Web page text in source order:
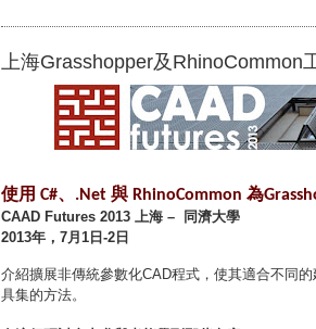
上海Grasshopper及RhinoCommon
使用 C#、 .Net 與 RhinoCommon 為
CAAD Futures 2013 上海 – 同濟大學
2013年， 7月 1日-2日
介紹擴展非傳統參數化CAD程式，使其適合不同
具集的方法。